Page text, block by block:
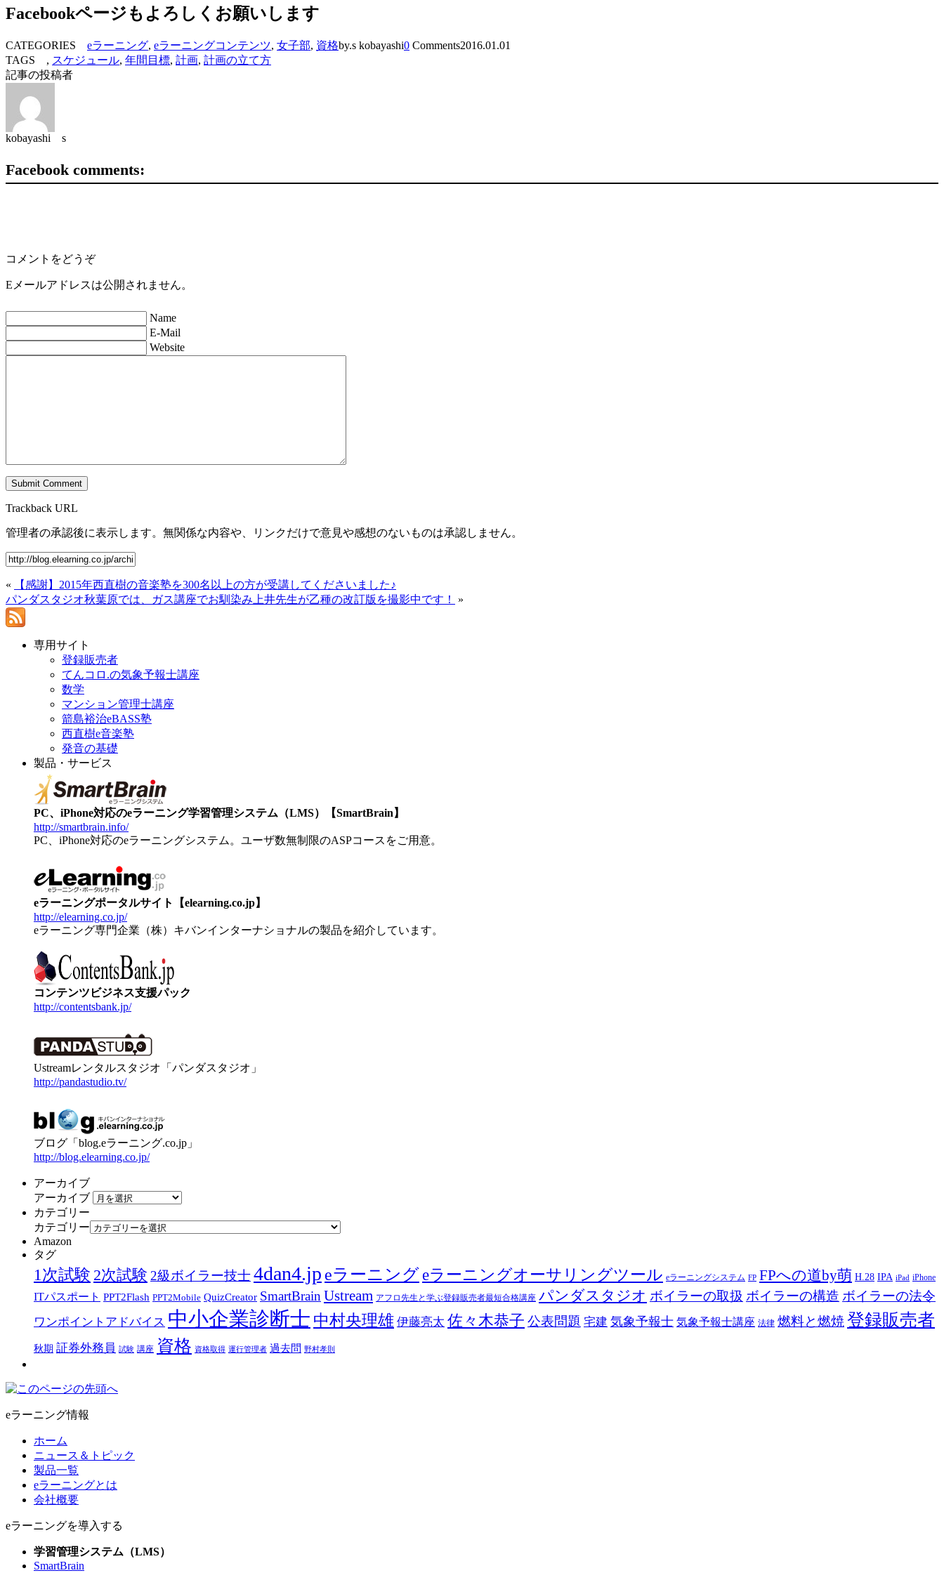
Facebookページもよろしくお願いします
CATEGORIES eラーニング, eラーニングコンテンツ, 女子部, 資格by.s kobayashi0 Comments2016.01.01
TAGS , スケジュール, 年間目標, 計画, 計画の立て方
記事の投稿者
kobayashi s
Facebook comments:
コメントをどうぞ
Eメールアドレスは公開されません。
Name
E-Mail
Website
Trackback URL
管理者の承認後に表示します。無関係な内容や、リンクだけで意見や感想のないものは承認しません。
«
【感謝】2015年西直樹の音楽塾を300名以上の方が受講してくださいました♪
パンダスタジオ秋葉原では、ガス講座でお馴染み上井先生が乙種の改訂版を撮影中です！
»
専用サイト
登録販売者
てんコロ.の気象予報士講座
数学
マンション管理士講座
箭島裕治eBASS塾
西直樹e音楽塾
発音の基礎
製品・サービス
PC、iPhone対応のeラーニング学習管理システム（LMS）【SmartBrain】
http://smartbrain.info/
PC、iPhone対応のeラーニングシステム。ユーザ数無制限のASPコースをご用意。
eラーニングポータルサイト【elearning.co.jp】
http://elearning.co.jp/
eラーニング専門企業（株）キバンインターナショナルの製品を紹介しています。
コンテンツビジネス支援パック
http://contentsbank.jp/
Ustreamレンタルスタジオ「パンダスタジオ」
http://pandastudio.tv/
ブログ「blog.eラーニング.co.jp」
http://blog.elearning.co.jp/
アーカイブ
アーカイブ
カテゴリー
カテゴリー
Amazon
タグ
1次試験 2次試験 2級ボイラー技士4dan4.jp eラーニング eラーニングオーサリングツール eラーニングシステム FP FPへの道by萌 H.28 IPA iPad iPhone
ITパスポート PPT2Flash PPT2Mobile QuizCreator SmartBrain Ustream アフロ先生と学ぶ登録販売者最短合格講座 パンダスタジオ ボイラーの取扱 ボイラーの構造 ボイラーの法令
ワンポイントアドバイス 中小企業診断士 中村央理雄 伊藤亮太 佐々木恭子 公表問題 宅建 気象予報士 気象予報士講座 法律 燃料と燃焼 登録販売者
秋期 証券外務員 試験 講座 資格 資格取得 運行管理者 過去問 野村孝則
eラーニング情報
ホーム
ニュース＆トピック
製品一覧
eラーニングとは
会社概要
eラーニングを導入する
学習管理システム（LMS）
SmartBrain